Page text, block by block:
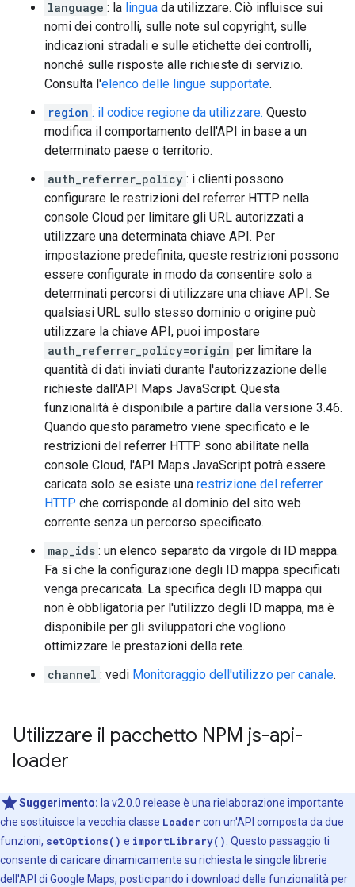
language : la lingua da utilizzare. Ciò influisce sui
nomi dei controlli, sulle note sul copyright, sulle
indicazioni stradali e sulle etichette dei controlli,
nonché sulle risposte alle richieste di servizio.
Consulta l'elenco delle lingue supportate.
region : il codice regione da utilizzare. Questo
modifica il comportamento dell'API in base a un
determinato paese o territorio.
auth_referrer_policy : i clienti possono
configurare le restrizioni del referrer HTTP nella
console Cloud per limitare gli URL autorizzati a
utilizzare una determinata chiave API. Per
impostazione predefinita, queste restrizioni possono
essere configurate in modo da consentire solo a
determinati percorsi di utilizzare una chiave API. Se
qualsiasi URL sullo stesso dominio o origine può
utilizzare la chiave API, puoi impostare
auth_referrer_policy=origin per limitare la
quantità di dati inviati durante l'autorizzazione delle
richieste dall'API Maps JavaScript. Questa
funzionalità è disponibile a partire dalla versione 3.46.
Quando questo parametro viene specificato e le
restrizioni del referrer HTTP sono abilitate nella
console Cloud, l'API Maps JavaScript potrà essere
caricata solo se esiste una restrizione del referrer
HTTP che corrisponde al dominio del sito web
corrente senza un percorso specificato.
map_ids : un elenco separato da virgole di ID mappa.
Fa sì che la configurazione degli ID mappa specificati
venga precaricata. La specifica degli ID mappa qui
non è obbligatoria per l'utilizzo degli ID mappa, ma è
disponibile per gli sviluppatori che vogliono
ottimizzare le prestazioni della rete.
channel : vedi Monitoraggio dell'utilizzo per canale.
Utilizzare il pacchetto NPM js-api-
loader
Suggerimento: lav2.0.0 release è una rielaborazione importante
che sostituisce la vecchia classe Loader con un'API composta da due
funzioni, setOptions() e importLibrary(). Questo passaggio ti
consente di caricare dinamicamente su richiesta le singole librerie
dell'API di Google Maps, posticipando i download delle funzionalità per